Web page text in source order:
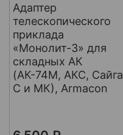
Адаптер
телескопического
приклада
«Монолит-3» для
складных АК
(АК-74М, АКС, Сайга
С и МК), Armacon